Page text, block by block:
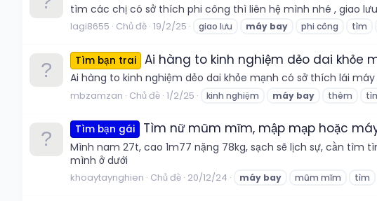
tìm các chị có sở thích phi công thì liên hệ mình nhé , giao
lagi8655 Chủ đề 19/2/25 giao lưu máy bay phi công tìm
Tìm bạn trai Ai hàng to kinh nghiệm dẻo dai khỏe
Ai hàng to kinh nghiệm dẻo dai khỏe mạnh có sở thích lái
mbzamzan Chủ đề 1/2/25 kinh nghiệm máy bay thèm
Tìm bạn gái Tìm nữ mũm mĩm, mập mạp hoặc
Mình nam 27t, cao 1m77 nặng 78kg, sạch sẽ lịch sự, cần tìm
mình ở dưới
khoaytaynghien Chủ đề 20/12/24 máy bay mũm mĩm tìm